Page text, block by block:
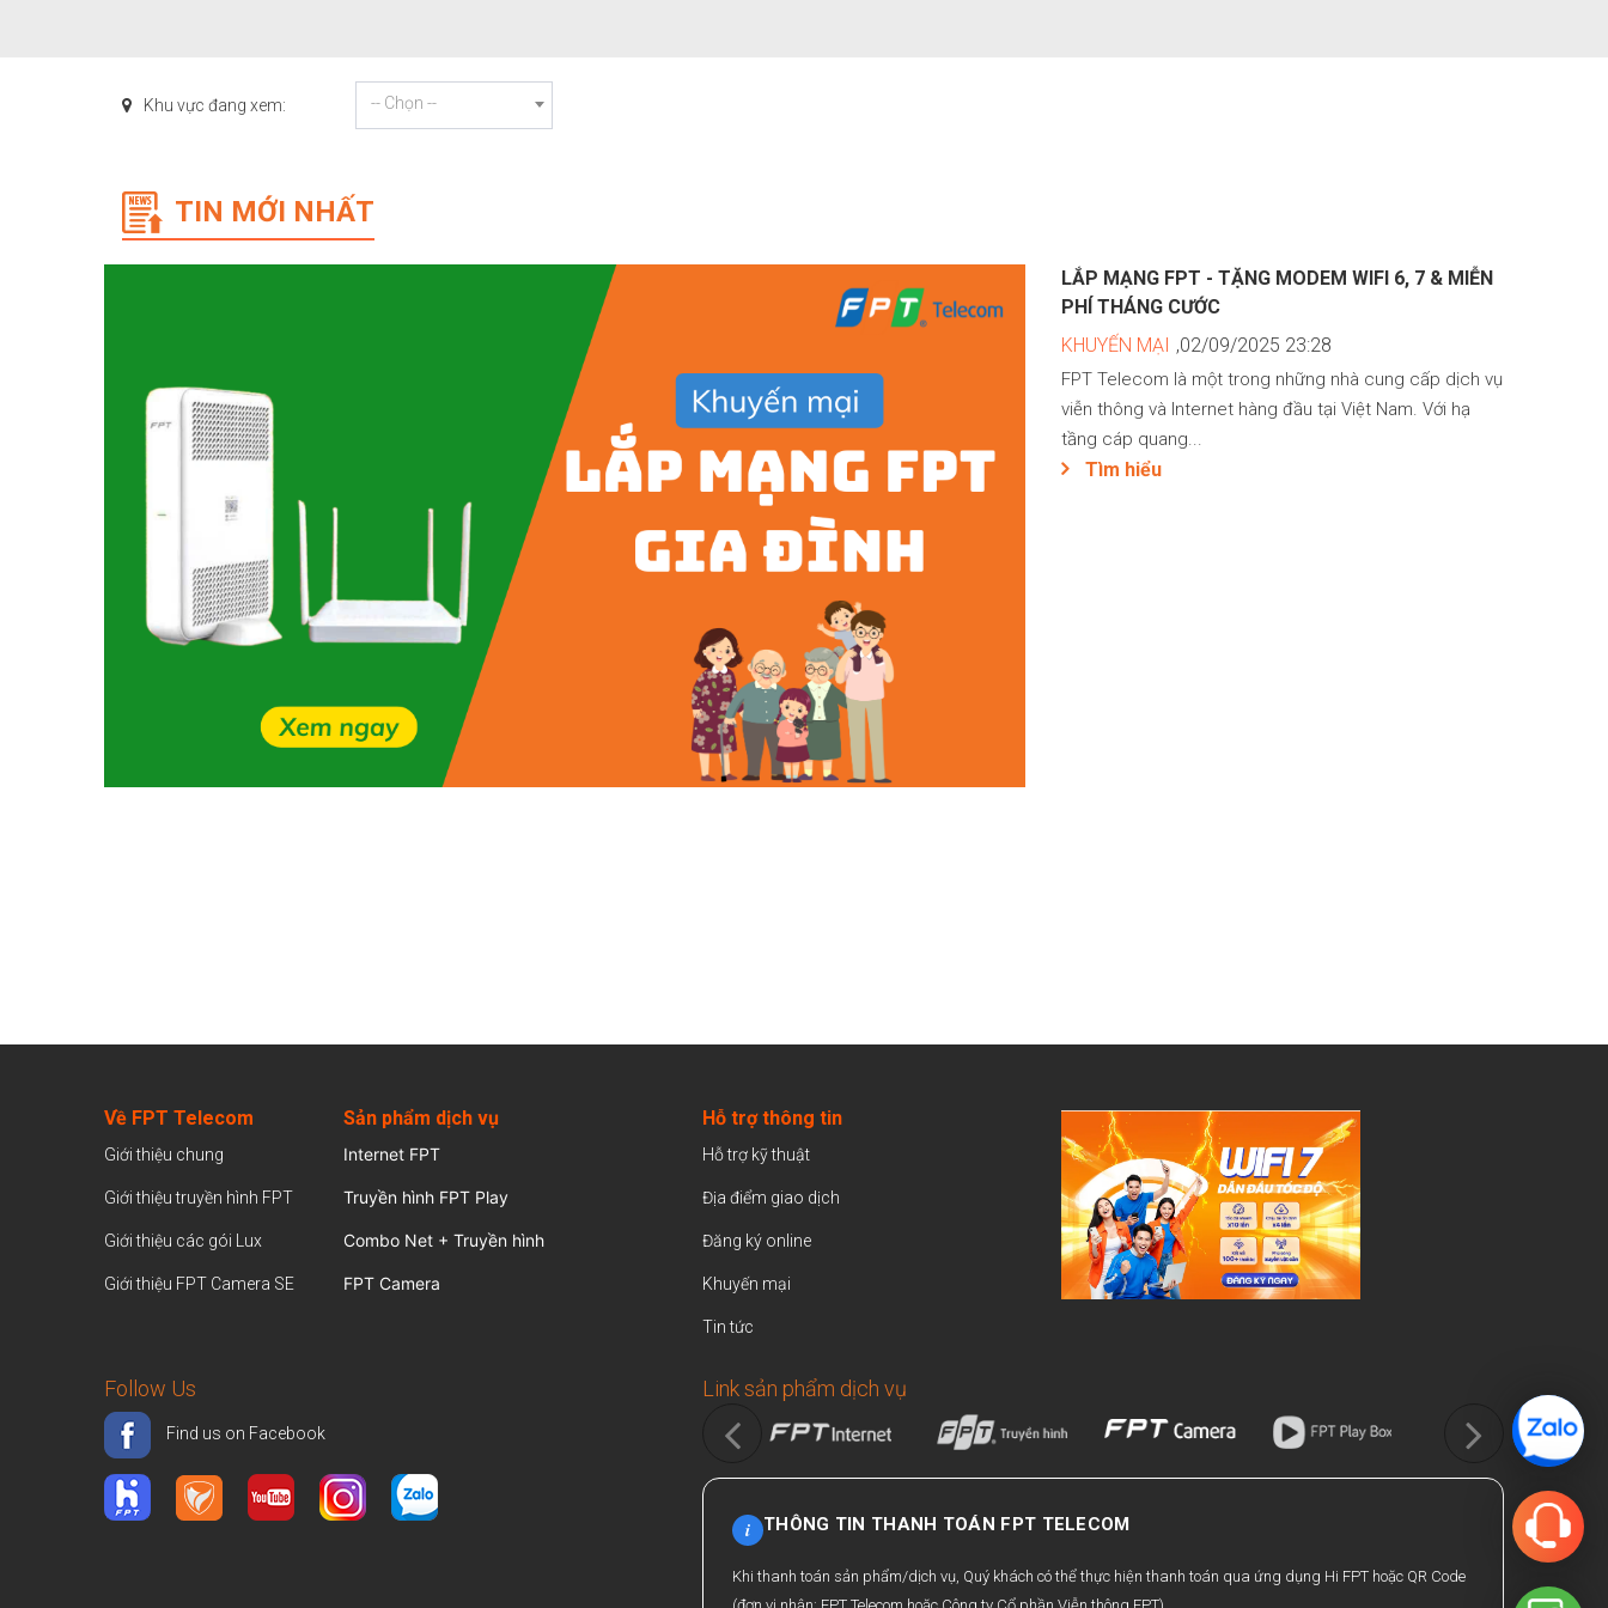
Khu vực đang xem: -- Chọn --
TIN MỚI NHẤT
LẮP MẠNG FPT - TẶNG MODEM WIFI 6, 7 & MIỄN
PHÍ THÁNG CƯỚC
KHUYẾN MẠI ,02/09/2025 23:28
FPT Telecom là một trong những nhà cung cấp dịch vụ
viễn thông và Internet hàng đầu tại Việt Nam. Với hạ
tầng cáp quang...
Tìm hiểu
Về FPT Telecom
Giới thiệu chung
Giới thiệu truyền hình FPT
Giới thiệu các gói Lux
Giới thiệu FPT Camera SE
Sản phẩm dịch vụ
Internet FPT
Truyền hình FPT Play
Combo Net + Truyền hình
FPT Camera
Hỗ trợ thông tin
Hỗ trợ kỹ thuật
Địa điểm giao dịch
Đăng ký online
Khuyến mại
Tin tức
Follow Us
Find us on Facebook
Link sản phẩm dịch vụ
i THÔNG TIN THANH TOÁN FPT TELECOM
Khi thanh toán sản phẩm/dịch vụ, Quý khách có thể thực hiện thanh toán qua ứng dụng Hi FPT hoặc QR Code